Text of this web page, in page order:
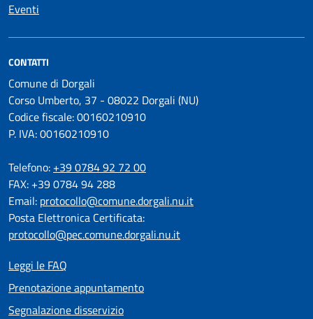
Eventi
CONTATTI
Comune di Dorgali
Corso Umberto, 37 - 08022 Dorgali (NU)
Codice fiscale: 00160210910
P. IVA: 00160210910
Telefono: +39 0784 92 72 00
FAX: +39 0784 94 288
Email: protocollo@comune.dorgali.nu.it
Posta Elettronica Certificata:
protocollo@pec.comune.dorgali.nu.it
Leggi le FAQ
Prenotazione appuntamento
Segnalazione disservizio